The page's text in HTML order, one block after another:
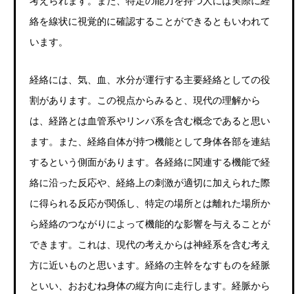
絡を線状に視覚的に確認することができるともいわれて
います。
経絡には、気、血、水分が運行する主要経絡としての役
割があります。この視点からみると、現代の理解から
は、経路とは血管系やリンパ系を含む概念であると思い
ます。また、経絡自体が持つ機能として身体各部を連結
するという側面があります。各経絡に関連する機能で経
絡に沿った反応や、経絡上の刺激が適切に加えられた際
に得られる反応が関係し、特定の場所とは離れた場所か
ら経絡のつながりによって機能的な影響を与えることが
できます。これは、現代の考えからは神経系を含む考え
方に近いものと思います。経絡の主幹をなすものを経脈
といい、おおむね身体の縦方向に走行します。経脈から